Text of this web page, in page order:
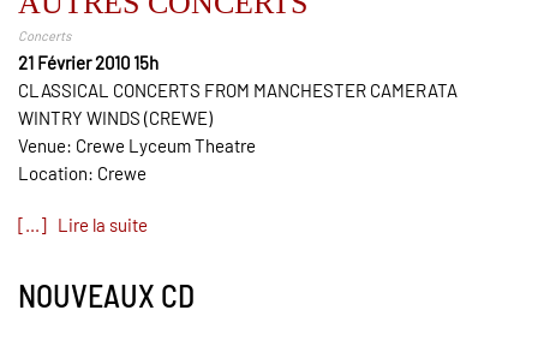
Concerts
21 Février 2010 15h
CLASSICAL CONCERTS FROM MANCHESTER CAMERATA
WINTRY WINDS (CREWE)
Venue: Crewe Lyceum Theatre
Location: Crewe
[...] Lire la suite
NOUVEAUX CD